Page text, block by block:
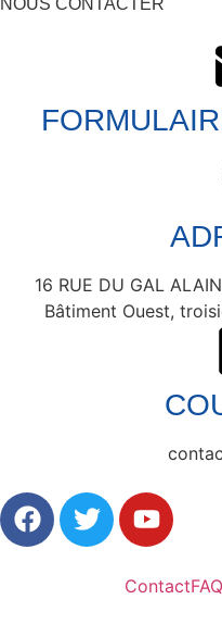
16 RUE DU GAL
Bâtiment Ouest,
ContactFAQ